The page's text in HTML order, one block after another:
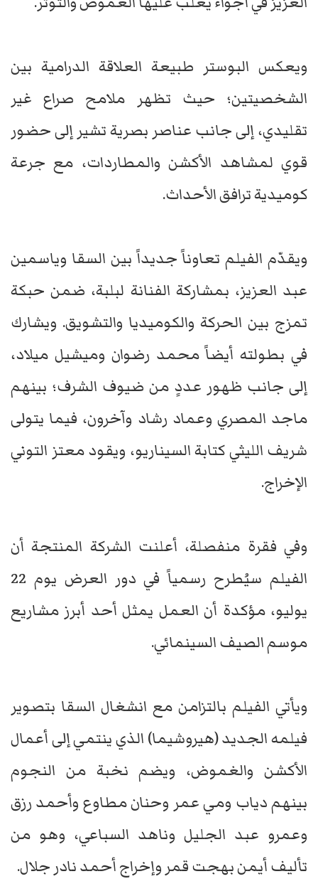
ويعكس البوستر طبيعة العلاقة الدرامية بين
الشخصيتين؛ حيث تظهر ملامح صراع غير
تقليدي، إلى جانب عناصر بصرية تشير إلى حضور
قوي لمشاهد الأكشن والمطاردات، مع جرعة
كوميدية ترافق الأحداث.
ويقدّم الفيلم تعاوناً جديداً بين السقا وياسمين
عبد العزيز، بمشاركة الفنانة لبلبة، ضمن حبكة
تمزج بين الحركة والكوميديا والتشويق. ويشارك
في بطولته أيضاً محمد رضوان وميشيل ميلاد،
إلى جانب ظهور عددٍ من ضيوف الشرف؛ بينهم
ماجد المصري وعماد رشاد وآخرون، فيما يتولى
شريف الليثي كتابة السيناريو، ويقود معتز التوني
الإخراج.
وفي فقرة منفصلة، أعلنت الشركة المنتجة أن
الفيلم سيُطرح رسمياً في دور العرض يوم 22
يوليو، مؤكدة أن العمل يمثل أحد أبرز مشاريع
موسم الصيف السينمائي.
ويأتي الفيلم بالتزامن مع انشغال السقا بتصوير
فيلمه الجديد (هيروشيما) الذي ينتمي إلى أعمال
الأكشن والغموض، ويضم نخبة من النجوم
بينهم دياب ومي عمر وحنان مطاوع وأحمد رزق
وعمرو عبد الجليل وناهد السباعي، وهو من
تأليف أيمن بهجت قمر وإخراج أحمد نادر جلال.